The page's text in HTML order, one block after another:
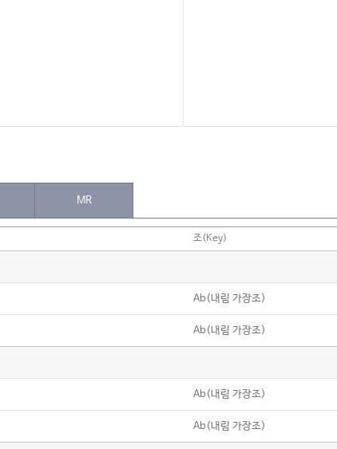
MR
조(Key)
Ab(내림 가장조)
Ab(내림 가장조)
Ab(내림 가장조)
Ab(내림 가장조)